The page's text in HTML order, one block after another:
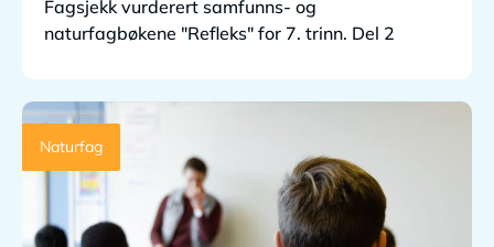
Fagsjekk vurderert samfunns- og
naturfagbøkene "Refleks" for 7. trinn. Del 2
Naturfag